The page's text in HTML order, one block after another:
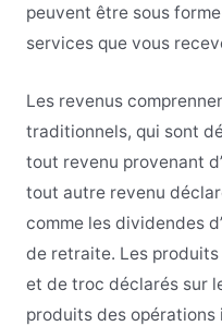
peuvent être sous
services que vous
Les revenus
traditionnels, qui sont
tout revenu provenant
tout autre revenu
comme les dividendes
de retraite. Les
et de troc déclarés sur
produits des